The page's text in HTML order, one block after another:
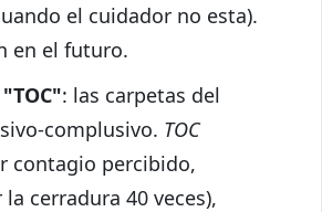
el cuidador no esta).
en el futuro.
: las carpetas del
complusivo. TOC
contagio percibido,
cerradura 40 veces),